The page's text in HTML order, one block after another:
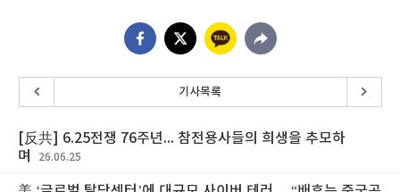
기사목록
[反共] 6.25전쟁 76주년... 참전용사들의 희생을 추모하
며
26.06.25